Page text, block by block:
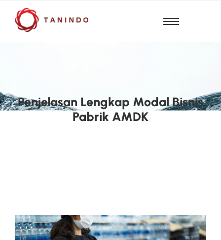
Penjelasan Lengkap Modal Bisnis
Pabrik AMDK